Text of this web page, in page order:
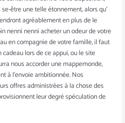
être une telle étonnement, alors qu’
agréablement en plus de le
nenni nenni acheter un odeur de votre
en compagnie de votre famille, il faut
cadeau lors de ce appui, ou le site
nous accorder une mappemonde,
à l’envoie ambitionnée. Nos
offres administrées à la chose des
leur degré spéculation de